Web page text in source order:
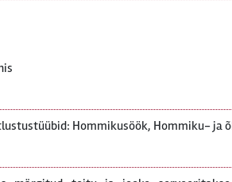
Hommikusöök, Hommiku- ja